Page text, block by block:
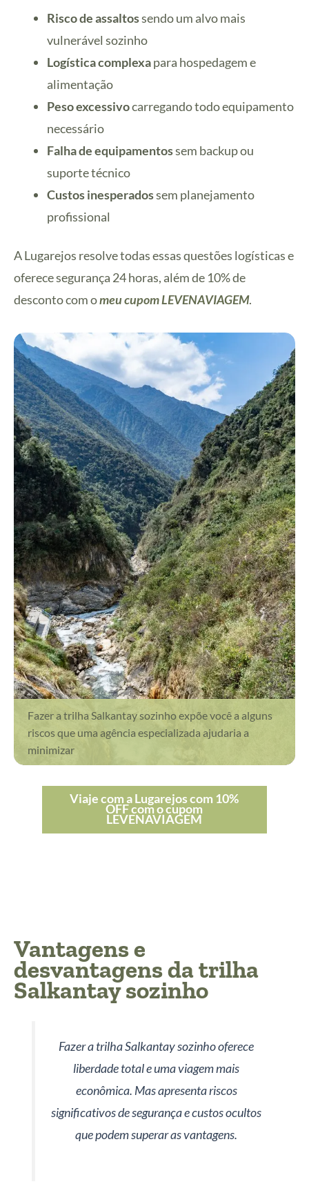
Risco de assaltossendo um alvo mais
vulnerável sozinho
Logística complexapara hospedagem e
alimentação
Peso excessivocarregando todo equipamento
necessário
Falha de equipamentossem backup ou
suporte técnico
Custos inesperadossem planejamento
profissional
A Lugarejos resolve todas essas questões logísticas e
oferece segurança 24 horas, além de 10% de
desconto com omeu cupom LEVENAVIAGEM.
Fazer a trilha Salkantay sozinho expõe você a alguns
riscos que uma agência especializada ajudaria a
minimizar
Viaje com a Lugarejos com 10%
OFF com o cupom
LEVENAVIAGEM
Vantagens e
desvantagens da trilha
Salkantay sozinho
Fazer a trilha Salkantay sozinho oferece
liberdade total e uma viagem mais
econômica. Mas apresenta riscos
significativos de segurança e custos ocultos
que podem superar as vantagens.